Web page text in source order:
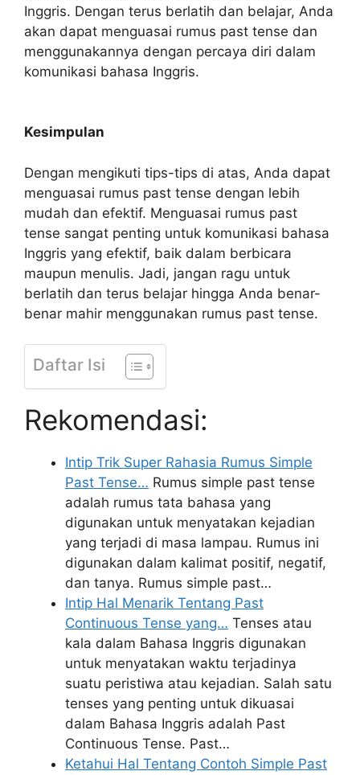
Inggris. Dengan terus berlatih dan belajar, Anda
akan dapat menguasai rumus past tense dan
menggunakannya dengan percaya diri dalam
komunikasi bahasa Inggris.
Kesimpulan
Dengan mengikuti tips-tips di atas, Anda dapat
menguasai rumus past tense dengan lebih
mudah dan efektif. Menguasai rumus past
tense sangat penting untuk komunikasi bahasa
Inggris yang efektif, baik dalam berbicara
maupun menulis. Jadi, jangan ragu untuk
berlatih dan terus belajar hingga Anda benar-
benar mahir menggunakan rumus past tense.
Daftar Isi
Rekomendasi:
Intip Trik Super Rahasia Rumus Simple
Past Tense… Rumus simple past tense
adalah rumus tata bahasa yang
digunakan untuk menyatakan kejadian
yang terjadi di masa lampau. Rumus ini
digunakan dalam kalimat positif, negatif,
dan tanya. Rumus simple past…
Intip Hal Menarik Tentang Past
Continuous Tense yang… Tenses atau
kala dalam Bahasa Inggris digunakan
untuk menyatakan waktu terjadinya
suatu peristiwa atau kejadian. Salah satu
tenses yang penting untuk dikuasai
dalam Bahasa Inggris adalah Past
Continuous Tense. Past…
Ketahui Hal Tentang Contoh Simple Past